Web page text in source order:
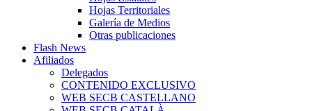
Hojas Territoriales
Galería de Medios
Otras publicaciones
Flash News
Afiliados
Delegados
CONTENIDO EXCLUSIVO
WEB SECB CASTELLANO